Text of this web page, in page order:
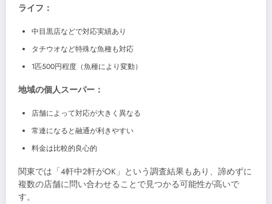
ライフ：
中目黒店などで対応実績あり
タチウオなど特殊な魚種も対応
1匹500円程度（魚種により変動）
地域の個人スーパー：
店舗によって対応が大きく異なる
常連になると融通が利きやすい
料金は比較的良心的
関東では「4軒中2軒がOK」という調査結果もあり、諦めずに
複数の店舗に問い合わせることで見つかる可能性が高いで
す。